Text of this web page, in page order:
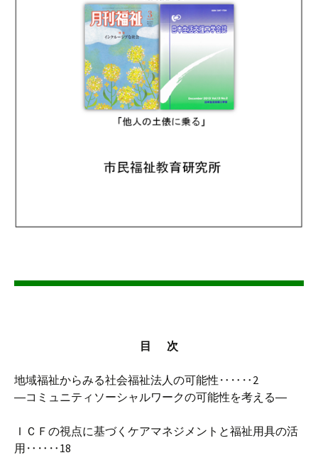
目 次
地域福祉からみる社会福祉法人の可能性‥‥‥2
―コミュニティソーシャルワークの可能性を考える―
ＩＣＦの視点に基づくケアマネジメントと福祉用具の活
用‥‥‥18